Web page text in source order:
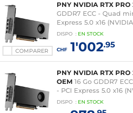
COMPARER
PNY NVIDIA RTX
GDDR7 ECC - Quad
Express 5.0 x16
Blackwell)
DISPO : EN STOCK
CHF1'002.95
PNY NVIDIA RTX
OEM 16 Go GDDR7
- PCI Express 5.0 x16
Blackwell)
DISPO : EN STOCK